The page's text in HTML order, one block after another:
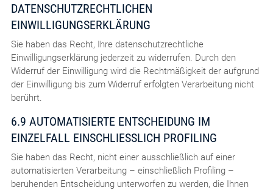
DATENSCHUTZRECHTLICHEN
EINWILLIGUNGSERKLÄRUNG
Sie haben das Recht, Ihre datenschutzrechtliche
Einwilligungserklärung jederzeit zu widerrufen. Durch den
Widerruf der Einwilligung wird die Rechtmäßigkeit der aufgrund
der Einwilligung bis zum Widerruf erfolgten Verarbeitung nicht
berührt.
6.9 AUTOMATISIERTE ENTSCHEIDUNG IM
EINZELFALL EINSCHLIESSLICH PROFILING
Sie haben das Recht, nicht einer ausschließlich auf einer
automatisierten Verarbeitung – einschließlich Profiling –
beruhenden Entscheidung unterworfen zu werden, die Ihnen